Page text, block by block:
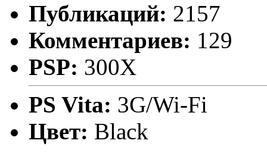
Публикаций: 2157
Комментариев: 129
PSP: 300X
PS Vita: 3G/Wi-Fi
Цвет: Black